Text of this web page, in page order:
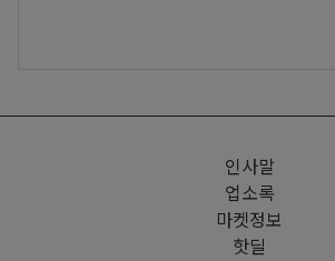
인사말
업소록
마켓정보
핫딜